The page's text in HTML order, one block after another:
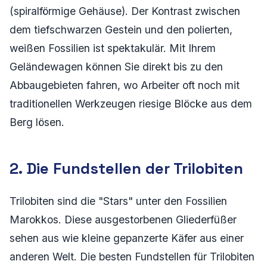
(spiralförmige Gehäuse). Der Kontrast zwischen
dem tiefschwarzen Gestein und den polierten,
weißen Fossilien ist spektakulär. Mit Ihrem
Geländewagen können Sie direkt bis zu den
Abbaugebieten fahren, wo Arbeiter oft noch mit
traditionellen Werkzeugen riesige Blöcke aus dem
Berg lösen.
2. Die Fundstellen der Trilobiten
Trilobiten sind die "Stars" unter den Fossilien
Marokkos. Diese ausgestorbenen Gliederfüßer
sehen aus wie kleine gepanzerte Käfer aus einer
anderen Welt. Die besten Fundstellen für Trilobiten